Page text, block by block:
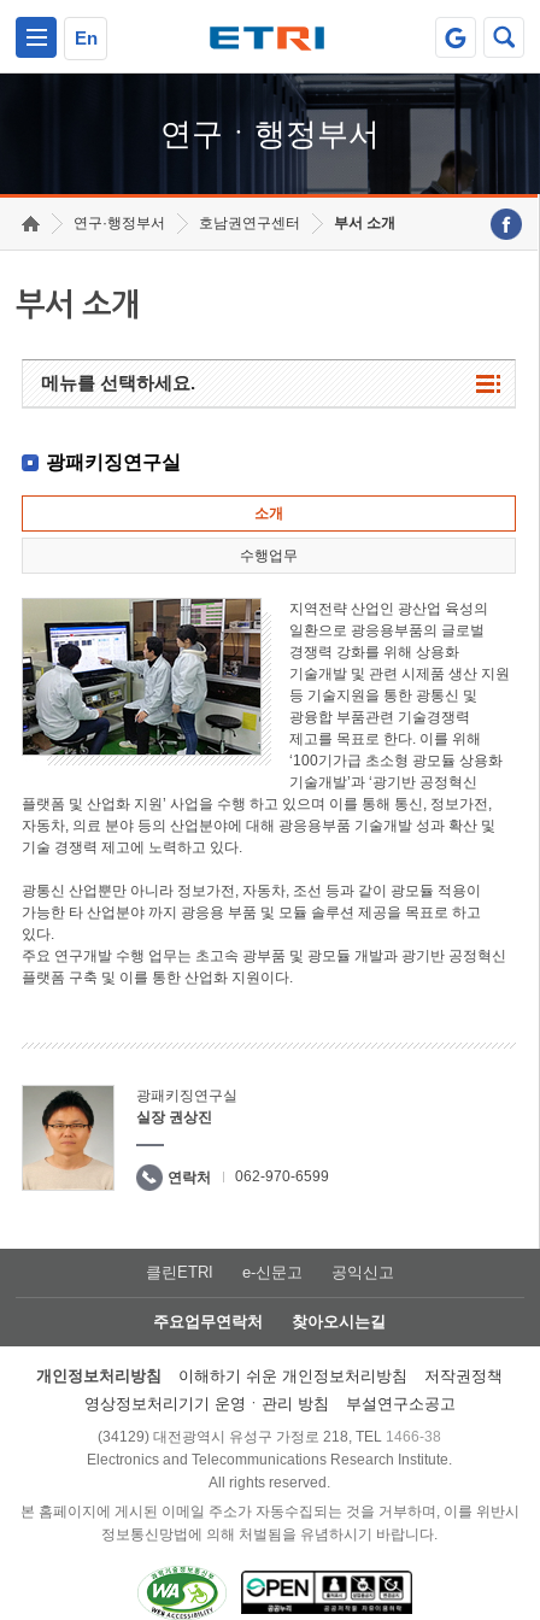
En
연구ㆍ행정부서
연구·행정부서 호남권연구센터 부서 소개
부서 소개
메뉴를 선택하세요.
광패키징연구실
소개
수행업무
지역전략 산업인 광산업 육성의
일환으로 광응용부품의 글로벌
경쟁력 강화를 위해 상용화
기술개발 및 관련 시제품 생산 지원
등 기술지원을 통한 광통신 및
광융합 부품관련 기술경쟁력
제고를 목표로 한다. 이를 위해
‘100기가급 초소형 광모듈 상용화
기술개발’과 ‘광기반 공정혁신
플랫폼 및 산업화 지원’ 사업을 수행 하고 있으며 이를 통해 통신, 정보가전,
자동차, 의료 분야 등의 산업분야에 대해 광응용부품 기술개발 성과 확산 및
기술 경쟁력 제고에 노력하고 있다.
광통신 산업뿐만 아니라 정보가전, 자동차, 조선 등과 같이 광모듈 적용이
가능한 타 산업분야 까지 광응용 부품 및 모듈 솔루션 제공을 목표로 하고
있다.
주요 연구개발 수행 업무는 초고속 광부품 및 광모듈 개발과 광기반 공정혁신
플랫폼 구축 및 이를 통한 산업화 지원이다.
광패키징연구실
실장 권상진
연락처 062-970-6599
클린ETRI e-신문고 공익신고
주요업무연락처 찾아오시는길
개인정보처리방침 이해하기 쉬운 개인정보처리방침
저작권정책
영상정보처리기기 운영ㆍ관리 방침
부설연구소공고
(34129) 대전광역시 유성구 가정로 218, TEL 1466-38
Electronics and Telecommunications Research Institute.
All rights reserved.
본 홈페이지에 게시된 이메일 주소가 자동수집되는 것을 거부하며, 이를 위반시
정보통신망법에 의해 처벌됨을 유념하시기 바랍니다.